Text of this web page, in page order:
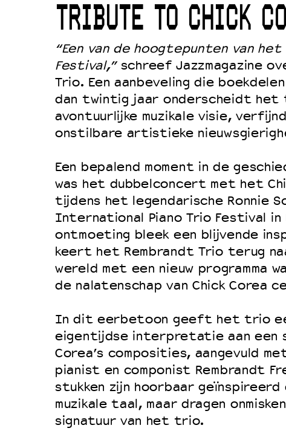
Duurzaamheid
Ruimte voor artistieke vrijheid –
TRIBUTE TO CHICK
“Een van de hoogtepunten van
Festival,”schreef Jazzmagazine
Trio. Een aanbeveling die
dan twintig jaar onderscheidt het
avontuurlijke muzikale visie,
onstilbare artistieke
Een bepalend moment in de
was het dubbelconcert met het
tijdens het legendarische Ronnie
International Piano Trio Festival in
ontmoeting bleek een blijvende
keert het Rembrandt Trio terug
wereld met een nieuw programma
de nalatenschap van Chick Corea
In dit eerbetoon geeft het trio
eigentijdse interpretatie aan een
Corea’s composities, aangevuld
pianist en componist Rembrandt
stukken zijn hoorbaar geïnspireerd
muzikale taal, maar dragen
signatuur van het trio.